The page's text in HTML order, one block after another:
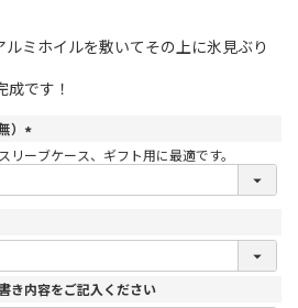
ミホイルを敷いてその上に氷見ぶり
です！
(
必
ーブケース、ギフト用に最適です。
き内容をご記入ください